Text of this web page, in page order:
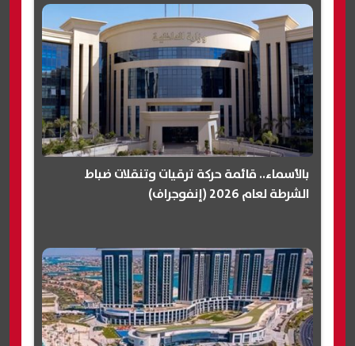
بالأسماء.. قائمة حركة ترقيات وتنقلات ضباط
الشرطة لعام 2026 (إنفوجراف)